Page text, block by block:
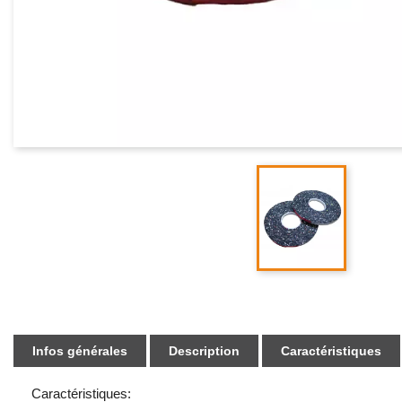
Infos générales Description Caractéristiques
Caractéristiques: